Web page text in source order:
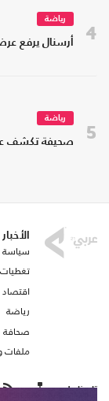
4
رياضة
أرسنال يرفع
5
رياضة
صحيفة تكشف
الأخبار
سياسة
تغطيات
اقتصاد
رياضة
صحافة
ملفات
تابعنا على